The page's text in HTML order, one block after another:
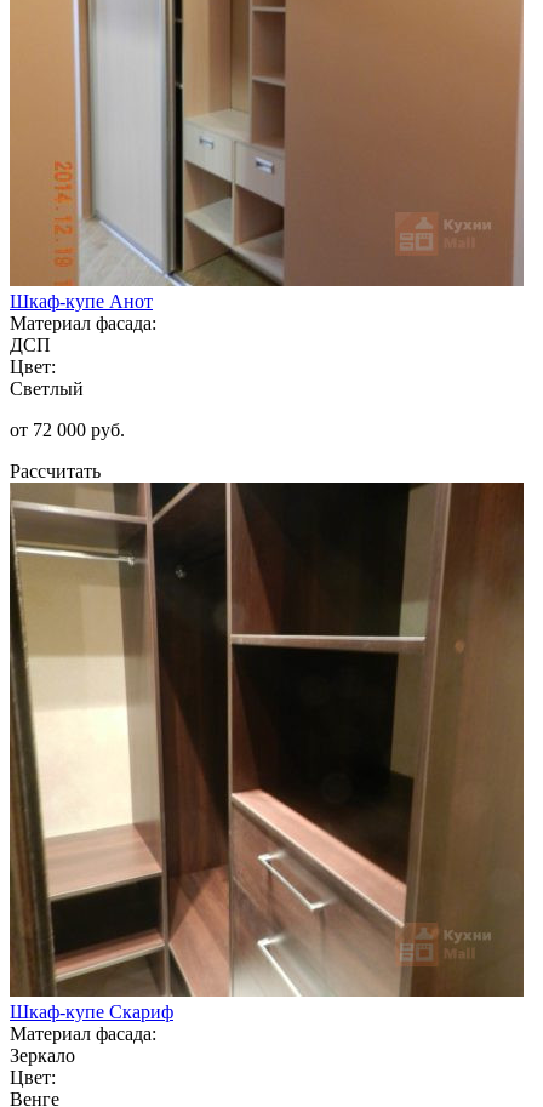
Шкаф-купе Анот
Материал фасада:
ДСП
Цвет:
Светлый
от 72 000 руб.
Рассчитать
Шкаф-купе Скариф
Материал фасада:
Зеркало
Цвет:
Венге